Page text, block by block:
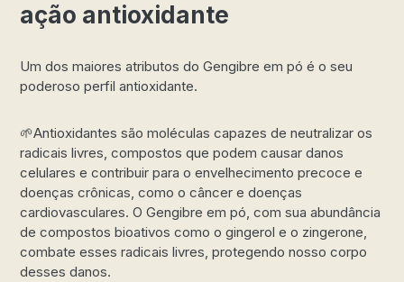
ação antioxidante
Um dos maiores atributos do Gengibre em pó é o seu
poderoso perfil antioxidante.
🌱Antioxidantes são moléculas capazes de neutralizar os
radicais livres, compostos que podem causar danos
celulares e contribuir para o envelhecimento precoce e
doenças crônicas, como o câncer e doenças
cardiovasculares. O Gengibre em pó, com sua abundância
de compostos bioativos como o gingerol e o zingerone,
combate esses radicais livres, protegendo nosso corpo
desses danos.